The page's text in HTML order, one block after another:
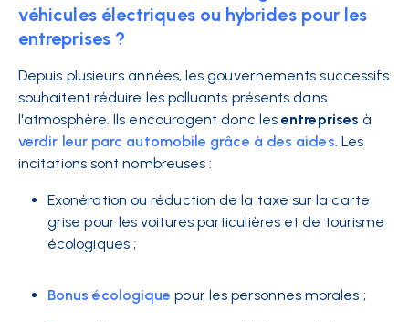
véhicules électriques ou hybrides pour les
entreprises ?
Depuis plusieurs années, les gouvernements successifs
souhaitent réduire les polluants présents dans
l'atmosphère. Ils encouragent donc lesentreprises à
verdir leur parc automobile grâce à des aides. Les
incitations sont nombreuses :
Exonération ou réduction de la taxe sur la carte
grise pour lesvoituresparticulières et de tourisme
écologiques ;
Bonus écologique pour les personnes morales ;